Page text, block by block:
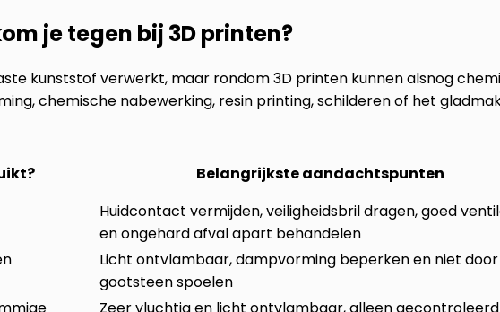
je tegen bij 3D printen?
kunststof verwerkt, maar rondom 3D printen kunnen alsnog
chemische nabewerking, resin printing, schilderen of het
Belangrijkste aandachtspunten
Huidcontact vermijden, veiligheidsbril dragen, goed
en ongehard afval apart behandelen
Licht ontvlambaar, dampvorming beperken en niet
gootsteen spoelen
Zeer vluchtig en licht ontvlambaar, alleen gecontroleerd